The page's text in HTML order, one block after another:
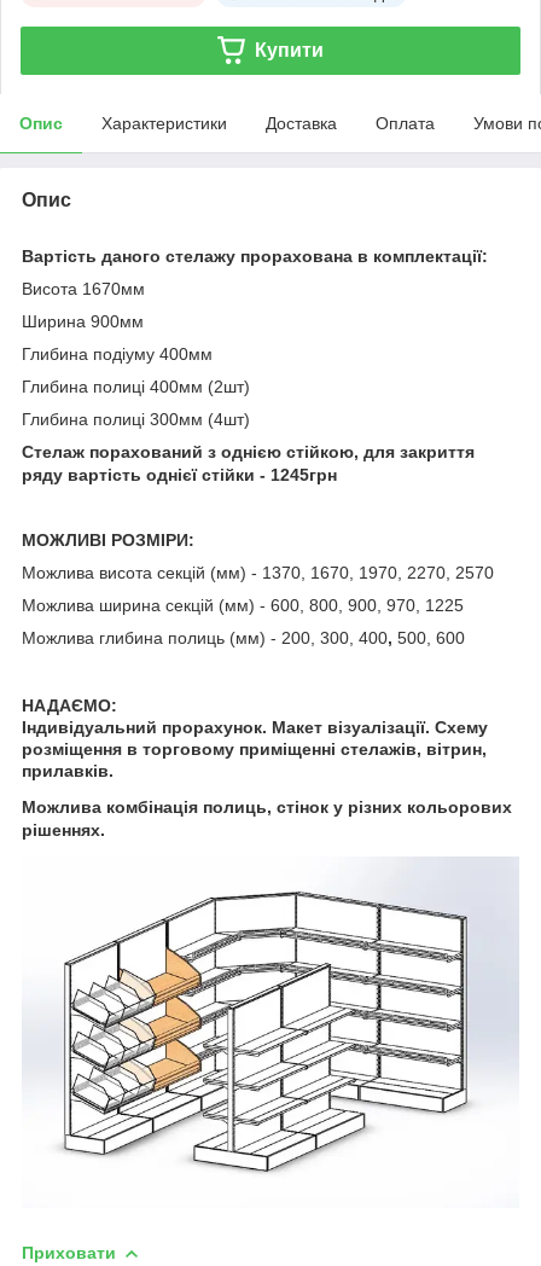
Купити
Опис Характеристики Доставка Оплата Умови
Опис
Вартість даного стелажу прорахована в комплектації:
Висота 1670мм
Ширина 900мм
Глибина подіуму 400мм
Глибина полиці 400мм (2шт)
Глибина полиці 300мм (4шт)
Стелаж порахований з однією стійкою, для закриття
ряду вартість однієї стійки - 1245грн
МОЖЛИВІ РОЗМІРИ:
Можлива висота секцій (мм) - 1370, 1670, 1970, 2270, 2570
Можлива ширина секцій (мм) - 600, 800, 900, 970, 1225
Можлива глибина полиць (мм) - 200, 300, 400, 500, 600
НАДАЄМО:
Індивідуальний прорахунок. Макет візуалізації. Схему
розміщення в торговому приміщенні стелажів, вітрин,
прилавків.
Можлива комбінація полиць, стінок у різних кольорових
рішеннях.
Приховати